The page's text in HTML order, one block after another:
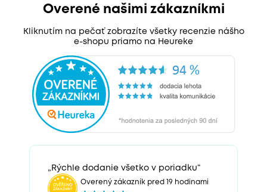
Overené našimi zákazníkmi
Kliknutím na pečať zobrazíte všetky recenzie nášho
e-shopu priamo na Heureke
„Rýchle dodanie všetko v poriadku“
Overený zákazník pred 19 hodinami